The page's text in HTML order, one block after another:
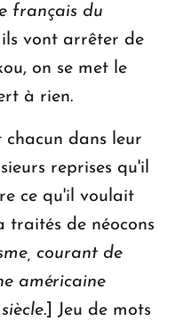
français du
ils vont arrêter de
on se met le
à rien.
dans leur
reprises qu'il
ce qu'il voulait
traités de néocons
courant de
américaine
] Jeu de mots